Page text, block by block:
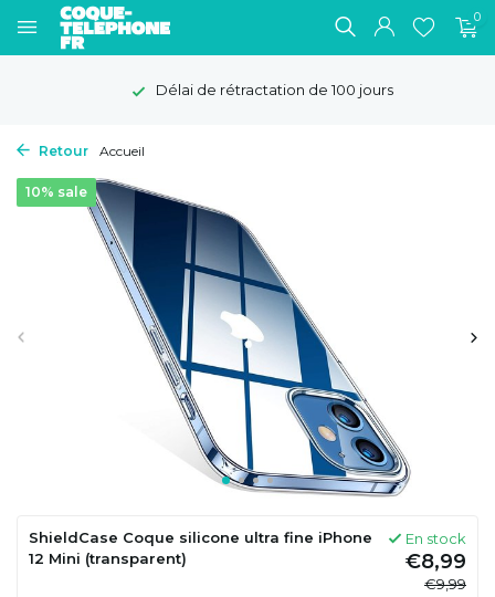
0
Délai de rétractation de 100 jours
Retour Accueil
10% sale
ShieldCase Coque silicone ultra fine iPhone
12 Mini (transparent)
En stock
€8,99
€9,99